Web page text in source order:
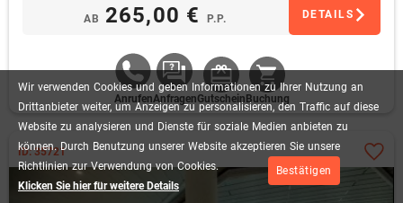
Wir verwenden Cookies und geben Informationen zu Ihrer Nutzung an
Drittanbieter weiter, um Anzeigen zu personalisieren, den Traffic auf diese
Website zu analysieren und Dienste für soziale Medien anbieten zu
können. Durch Benutzung unserer Website akzeptieren Sie unsere
Richtlinien zur Verwendung von Cookies.
Klicken Sie hier für weitere Details
Bestätigen
AB 265,00 € P.P. DETAILS
AnrufenAnfragenGutschein Buchung
ID: 35721